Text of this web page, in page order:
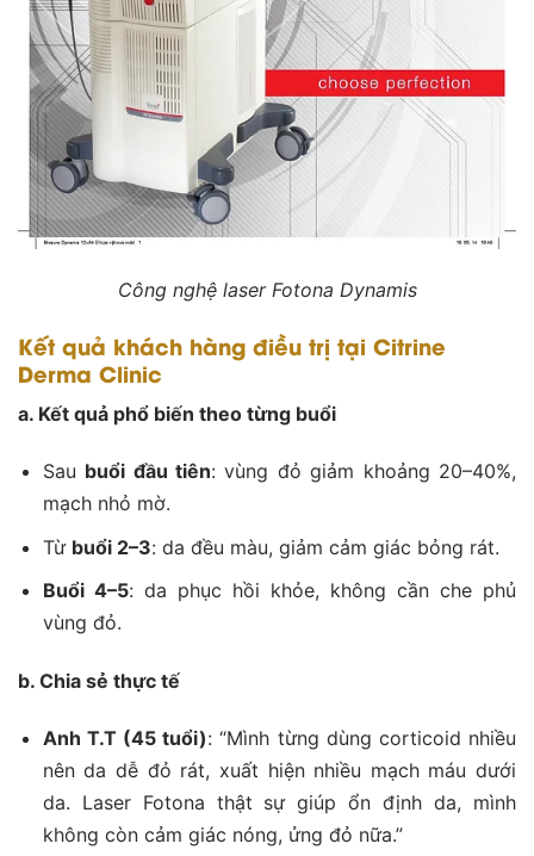
Công nghệ laser Fotona Dynamis
Kết quả khách hàng điều trị tại Citrine
Derma Clinic
a. Kết quả phổ biến theo từng buổi
Sau buổi đầu tiên: vùng đỏ giảm khoảng 20–40%,
mạch nhỏ mờ.
Từ buổi 2–3: da đều màu, giảm cảm giác bỏng rát.
Buổi 4–5: da phục hồi khỏe, không cần che phủ
vùng đỏ.
b. Chia sẻ thực tế
Anh T.T (45 tuổi): “Mình từng dùng corticoid nhiều
nên da dễ đỏ rát, xuất hiện nhiều mạch máu dưới
da. Laser Fotona thật sự giúp ổn định da, mình
không còn cảm giác nóng, ửng đỏ nữa.”